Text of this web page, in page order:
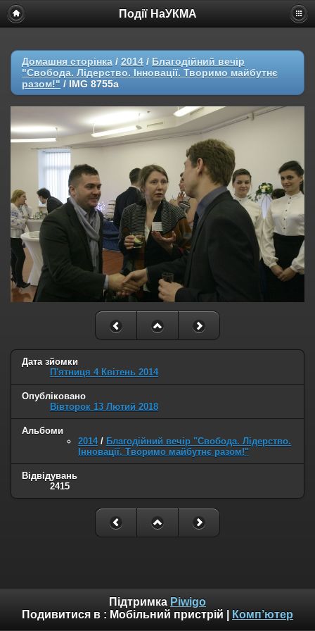
Події НаУКМА
Домашня сторінка / 2014 / Благодійний вечір
"Свобода. Лідерство. Інновації. Творимо майбутнє
разом!" / IMG 8755a
Дата зйомки
П'ятниця 4 Квітень 2014
Опубліковано
Вівторок 13 Лютий 2018
Альбоми
2014/ Благодійний вечір "Свобода. Лідерство.
Інновації. Творимо майбутнє разом!"
Відвідувань
2415
Підтримка Piwigo
Подивитися в : Мобільний пристрій Комп’ютер